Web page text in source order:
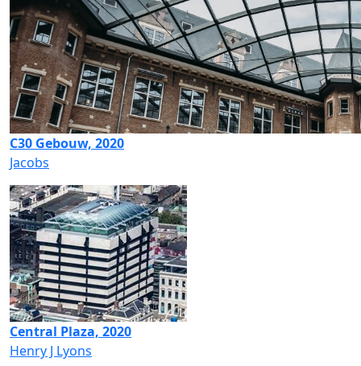
C30 Gebouw, 2020
Jacobs
Central Plaza, 2020
Henry J Lyons